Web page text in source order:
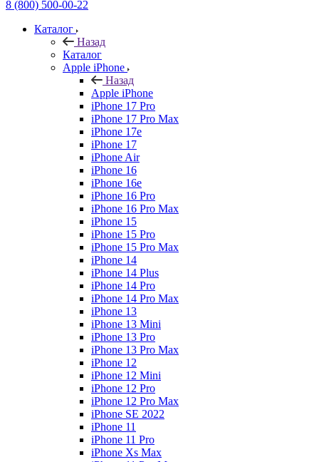
8 (800) 500-00-22
Каталог
Назад
Каталог
Apple iPhone
Назад
Apple iPhone
iPhone 17 Pro
iPhone 17 Pro Max
iPhone 17e
iPhone 17
iPhone Air
iPhone 16
iPhone 16e
iPhone 16 Pro
iPhone 16 Pro Max
iPhone 15
iPhone 15 Pro
iPhone 15 Pro Max
iPhone 14
iPhone 14 Plus
iPhone 14 Pro
iPhone 14 Pro Max
iPhone 13
iPhone 13 Mini
iPhone 13 Pro
iPhone 13 Pro Max
iPhone 12
iPhone 12 Mini
iPhone 12 Pro
iPhone 12 Pro Max
iPhone SE 2022
iPhone 11
iPhone 11 Pro
iPhone Xs Max